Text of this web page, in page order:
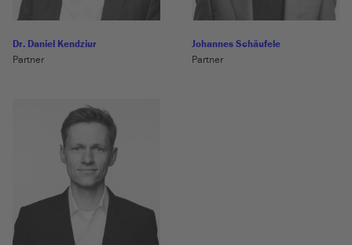
Dr. Daniel Kendziur
Partner
Johannes Schäufele
Partner